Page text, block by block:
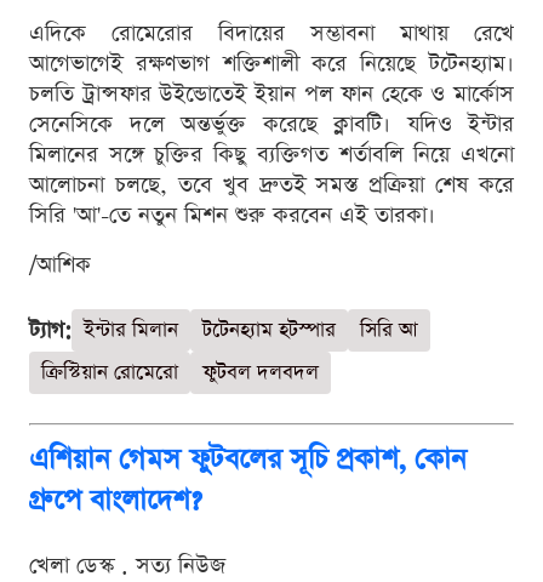
এদিকে রোমেরোর বিদায়ের সম্ভাবনা মাথায় রেখে
আগেভাগেই রক্ষণভাগ শক্তিশালী করে নিয়েছে টটেনহ্যাম।
চলতি ট্রান্সফার উইন্ডোতেই ইয়ান পল ফান হেকে ও মার্কোস
সেনেসিকে দলে অন্তর্ভুক্ত করেছে ক্লাবটি। যদিও ইন্টার
মিলানের সঙ্গে চুক্তির কিছু ব্যক্তিগত শর্তাবলি নিয়ে এখনো
আলোচনা চলছে, তবে খুব দ্রুতই সমস্ত প্রক্রিয়া শেষ করে
সিরি 'আ'-তে নতুন মিশন শুরু করবেন এই তারকা।
/আশিক
ট্যাগ: ইন্টার মিলান টটেনহ্যাম হটস্পার
সিরি আ
ক্রিস্টিয়ান রোমেরো
ফুটবল দলবদল
এশিয়ান গেমস ফুটবলের সূচি প্রকাশ, কোন
গ্রুপে বাংলাদেশ?
খেলা ডেস্ক . সত্য নিউজ